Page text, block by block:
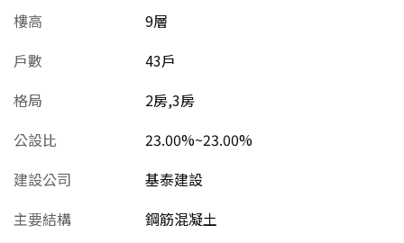
樓高
9層
戶數
43戶
格局
2房,3房
公設比
23.00%~23.00%
建設公司
基泰建設
主要結構
鋼筋混凝土